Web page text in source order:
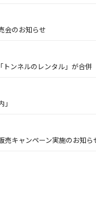
会のお知らせ
トンネルのレンタル」が合併
キャンペーン実施のお知ら